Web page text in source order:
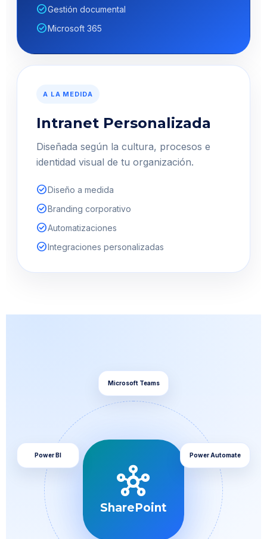
check_circleGestión documental
check_circleMicrosoft 365
A LA MEDIDA
Intranet Personalizada
Diseñada según la cultura, procesos e
identidad visual de tu organización.
check_circleDiseño a medida
check_circleBranding corporativo
check_circleAutomatizaciones
check_circleIntegraciones personalizadas
hub
SharePoint
Microsoft Teams
Power Automate
Power BI